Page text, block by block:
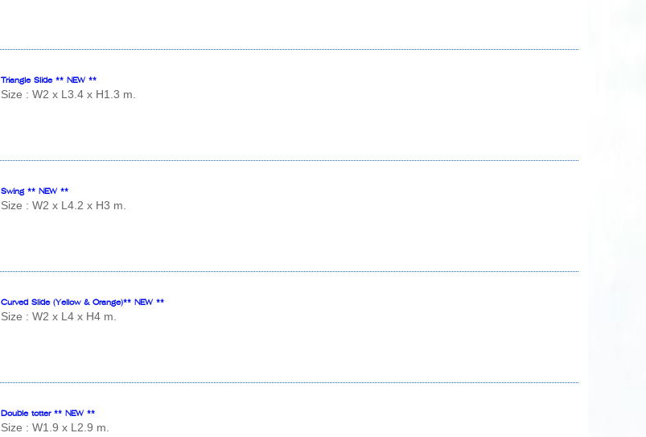
Triangle Slide ** NEW **
Size : W2 x L3.4 x H1.3 m.
Swing ** NEW **
Size : W2 x L4.2 x H3 m.
Curved Slide (Yellow & Orange)** NEW **
Size : W2 x L4 x H4 m.
Double totter ** NEW **
Size : W1.9 x L2.9 m.